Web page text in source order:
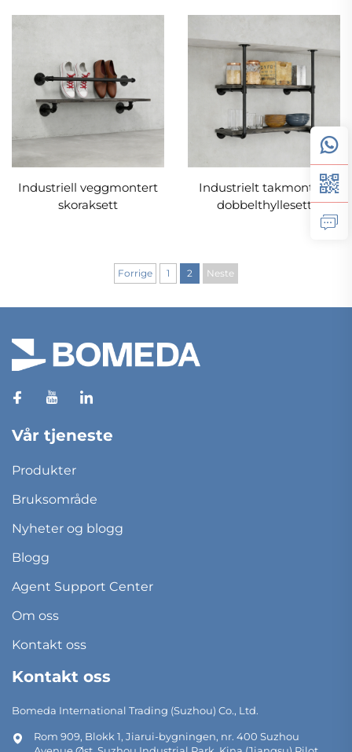
Industriell veggmontert
skoraksett
Industrielt takmontert
dobbelthyllesett
Forrige 1 2 Neste
Vår tjeneste
Produkter
Bruksområde
Nyheter og blogg
Blogg
Agent Support Center
Om oss
Kontakt oss
Kontakt oss
Bomeda International Trading (Suzhou) Co., Ltd.
Rom 909, Blokk 1, Jiarui-bygningen, nr. 400 Suzhou